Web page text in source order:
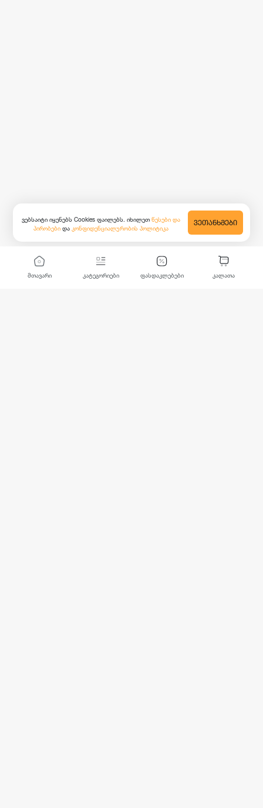
მთავარი კატეგორიები ფასდაკლებები კალათა
ვებსაიტი იყენებს Cookies ფაილებს. იხილეთ წესები და
პირობები და კონფიდენციალურობის პოლიტიკა
ᲕᲔᲗᲐᲜᲮᲛᲔᲑᲘ